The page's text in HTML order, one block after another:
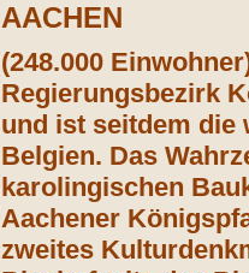
AACHEN
(248.000
Regierungsbezirk
und ist seitdem die
Belgien. Das
karolingischen
Aachener
zweites